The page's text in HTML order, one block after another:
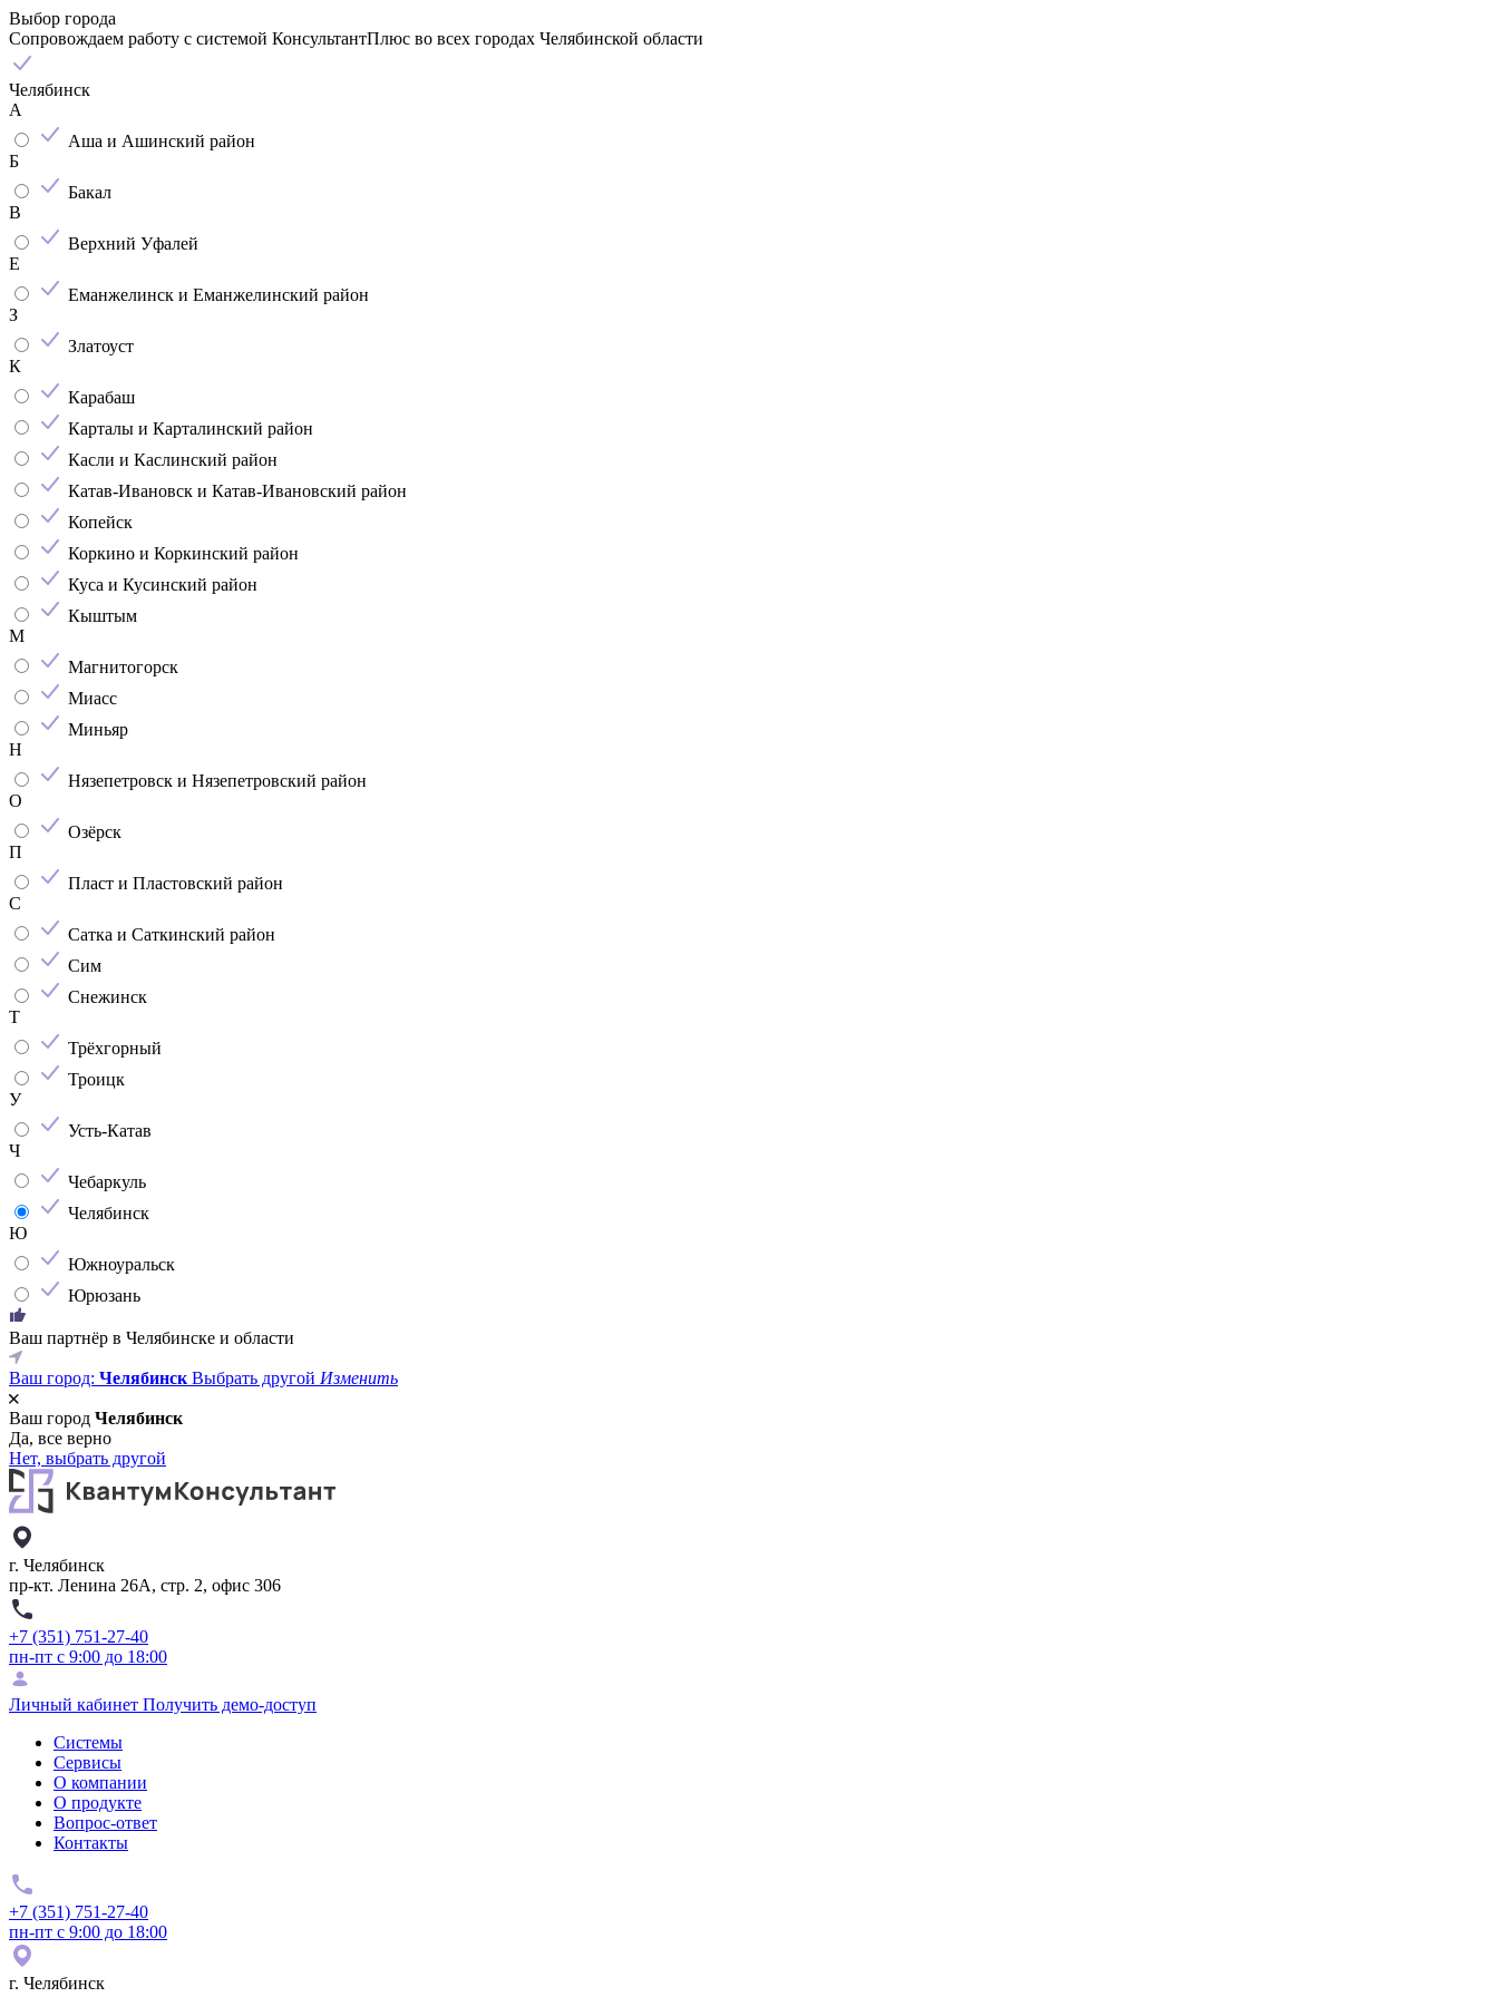
Выбор города
Сопровождаем работу с системой КонсультантПлюс во всех городах Челябинской области
Челябинск
А
Аша и Ашинский район
Б
Бакал
В
Верхний Уфалей
Е
Еманжелинск и Еманжелинский район
З
Златоуст
К
Карабаш
Карталы и Карталинский район
Касли и Каслинский район
Катав-Ивановск и Катав-Ивановский район
Копейск
Коркино и Коркинский район
Куса и Кусинский район
Кыштым
М
Магнитогорск
Миасс
Миньяр
Н
Нязепетровск и Нязепетровский район
О
Озёрск
П
Пласт и Пластовский район
С
Сатка и Саткинский район
Сим
Снежинск
Т
Трёхгорный
Троицк
У
Усть-Катав
Ч
Чебаркуль
Челябинск
Ю
Южноуральск
Юрюзань
Ваш партнёр в Челябинске и области
Ваш город: Челябинск Выбрать другой Изменить
Ваш город Челябинск
Да, все верно
Нет, выбрать другой
г. Челябинск
пр-кт. Ленина 26А, стр. 2, офис 306
+7 (351) 751-27-40
пн-пт с 9:00 до 18:00
Личный кабинет Получить демо-доступ
Системы
Сервисы
О компании
О продукте
Вопрос-ответ
Контакты
+7 (351) 751-27-40
пн-пт с 9:00 до 18:00
г. Челябинск